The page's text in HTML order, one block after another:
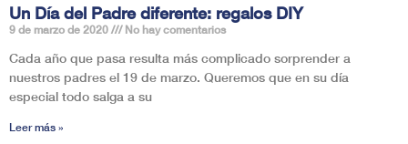
Un Día del Padre diferente: regalos DIY
9 de marzo de 2020 No hay comentarios
Cada año que pasa resulta más complicado sorprender a
nuestros padres el 19 de marzo. Queremos que en su día
especial todo salga a su
Leer más »